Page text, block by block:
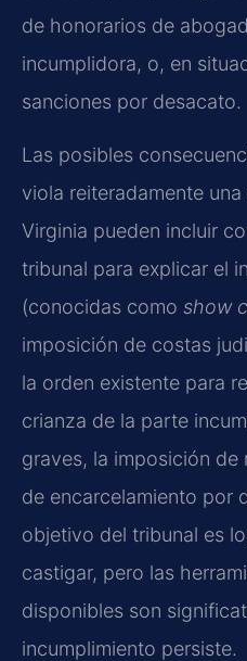
de honorarios de
incumplidora, o, en
sanciones por desacato.
Las posibles
viola reiteradamente
Virginia pueden incluir
tribunal para explicar el
(conocidas como show
imposición de costas
la orden existente para
crianza de la parte
graves, la imposición
de encarcelamiento por
objetivo del tribunal es
castigar, pero las
disponibles son
incumplimiento persiste.